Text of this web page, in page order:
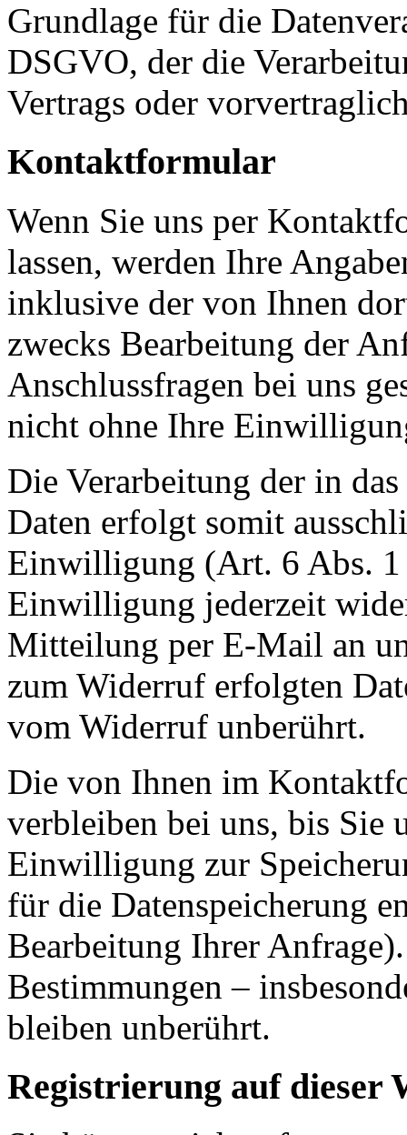
Grundlage für die
DSGVO, der die
Vertrags oder
Kontaktformular
Wenn Sie uns per
lassen, werden Ihre
inklusive der von Ihnen
zwecks Bearbeitung der
Anschlussfragen bei uns
nicht ohne Ihre
Die Verarbeitung der in
Daten erfolgt somit
Einwilligung (Art. 6 Abs. 1
Einwilligung jederzeit
Mitteilung per E-Mail an
zum Widerruf erfolgten
vom Widerruf unberührt.
Die von Ihnen im
verbleiben bei uns, bis Sie
Einwilligung zur
für die Datenspeicherung
Bearbeitung Ihrer
Bestimmungen –
bleiben unberührt.
Registrierung auf dieser